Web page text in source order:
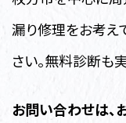
漏り修理をお考え
さい。無料診断も
お問い合わせは、